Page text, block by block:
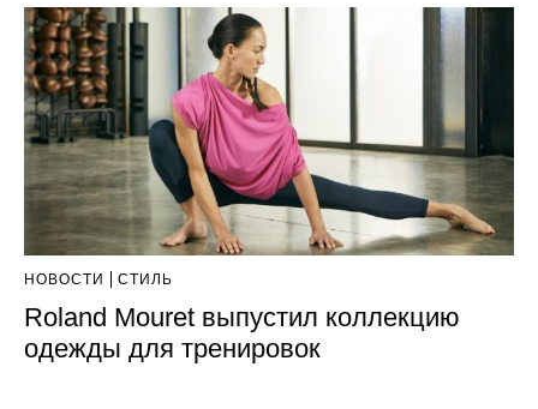
НОВОСТИ СТИЛЬ
Roland Mouret выпустил коллекцию
одежды для тренировок